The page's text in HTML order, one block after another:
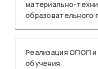
материально-
образовательного
Реализация ОПОП и
обучения